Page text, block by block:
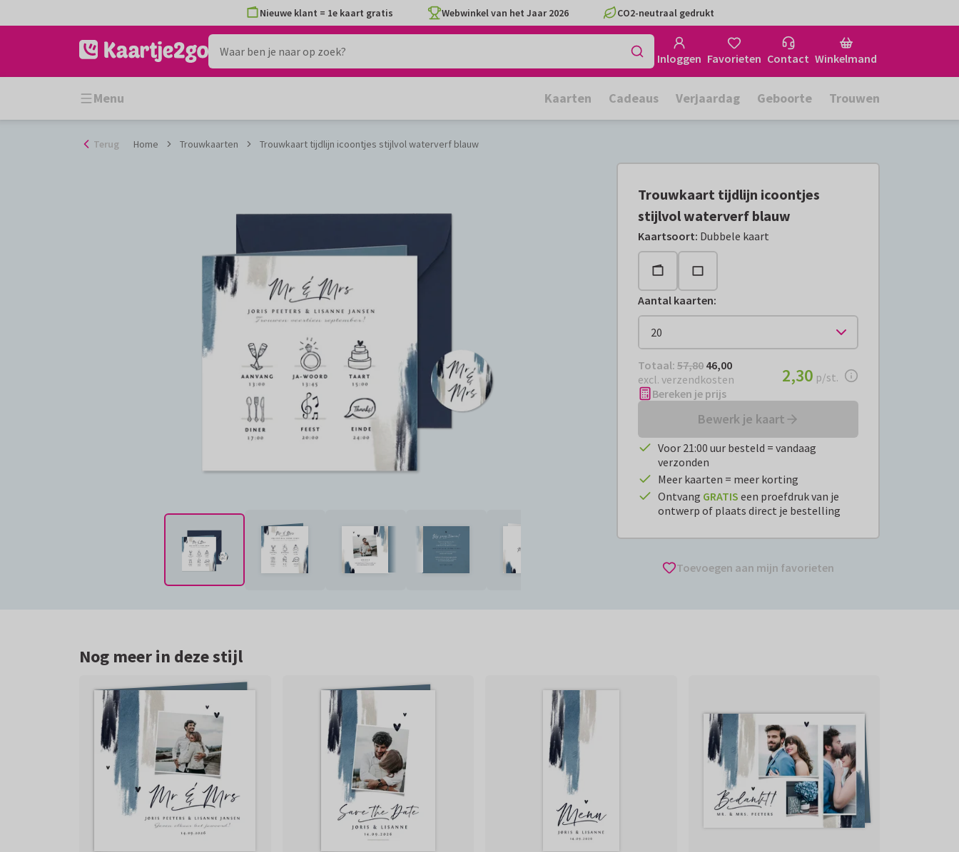
naar
Nieuwe klant = 1e kaart gratis Webwinkel van het Jaar 2026 CO2-neutraal gedrukt
Inloggen Favorieten Contact Winkelmand
Menu Kaarten Cadeaus Verjaardag Geboorte Trouwen
Terug Home Trouwkaarten Trouwkaart tijdlijn icoontjes stijlvol waterverf blauw
Trouwkaart tijdlijn icoontjes
stijlvol waterverf blauw
Kaartsoort: Dubbele kaart
Aantal kaarten:
Totaal: € 46,00
Totaal: 57,80 46,00
excl. verzendkosten
€ 2,30per stuk
2,30 p/st.
Bereken je prijs
Bewerk je kaart
Voor 21:00 uur besteld = vandaag
verzonden
Meer kaarten = meer korting
Ontvang GRATIS een proefdruk van je
ontwerp of plaats direct je bestelling
Toevoegen aan mijn favorieten
Nog meer in deze stijl